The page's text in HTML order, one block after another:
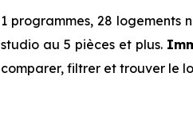
1 programmes, 28 logements
studio au 5 pièces et plus.
comparer, filtrer et trouver le